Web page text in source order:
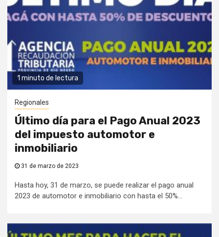
1 minuto de lectura
Regionales
Último día para el Pago Anual 2023
del impuesto automotor e
inmobiliario
31 de marzo de 2023
Hasta hoy, 31 de marzo, se puede realizar el pago anual
2023 de automotor e inmobiliario con hasta el 50%...